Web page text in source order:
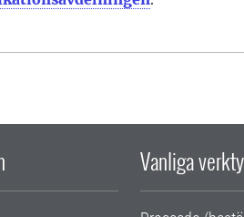
Vanliga